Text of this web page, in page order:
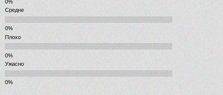
Средне
Плохо
Ужасно